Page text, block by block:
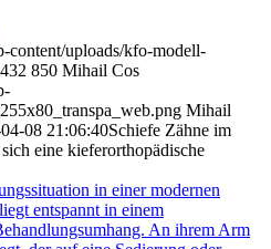
content/uploads/kfo-modell-
432 850 Mihail Cos
Mihail
08 21:06:40Schiefe Zähne im
eine kieferorthopädische